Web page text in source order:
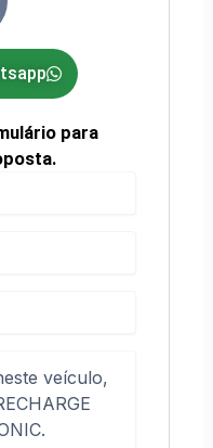
para